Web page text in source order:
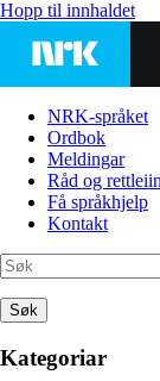
Hopp til innhaldet
NRK-språket
Ordbok
Meldingar
Råd og
Få språkhjelp
Kontakt
Søk
Kategoriar